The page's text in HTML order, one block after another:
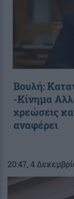
Βουλή:
-Κίνημα
χρεώσεις
αναφέρει
20:47, 4